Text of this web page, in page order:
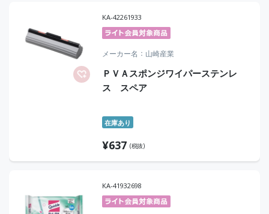
KA-42261933
メーカー名 山崎産業
ＰＶＡスポンジワイパーステンレ
ス スペア
在庫あり
¥637 (税抜)
KA-41932698